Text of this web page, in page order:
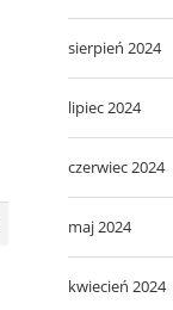
sierpień 2024
lipiec 2024
czerwiec 2024
maj 2024
kwiecień 2024